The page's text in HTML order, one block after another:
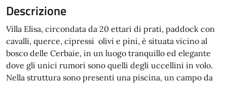
Descrizione
Villa Elisa, circondata da 20 ettari di prati, paddock con
cavalli, querce, cipressi olivi e pini, è situata vicino al
bosco delle Cerbaie, in un luogo tranquillo ed elegante
dove gli unici rumori sono quelli degli uccellini in volo.
Nella struttura sono presenti una piscina, un campo da